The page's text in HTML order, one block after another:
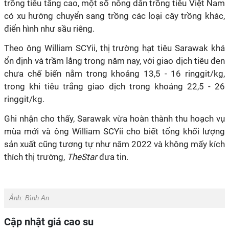
trồng tiêu tăng cao, một số nông dân trồng tiêu Việt Nam
có xu hướng chuyển sang trồng các loại cây trồng khác,
điển hình như sầu riêng.
Theo ông William SCYii, thị trường hạt tiêu Sarawak khá
ổn định và trầm lắng trong năm nay, với giao dịch tiêu đen
chưa chế biến nằm trong khoảng 13,5 - 16 ringgit/kg,
trong khi tiêu trắng giao dịch trong khoảng 22,5 - 26
ringgit/kg.
Ghi nhận cho thấy, Sarawak vừa hoàn thành thu hoạch vụ
mùa mới và ông William SCYii cho biết tổng khối lượng
sản xuất cũng tương tự như năm 2022 và không mấy kích
thích thị trường, TheStarđưa tin.
Ảnh: Bình An
Cập nhật giá cao su